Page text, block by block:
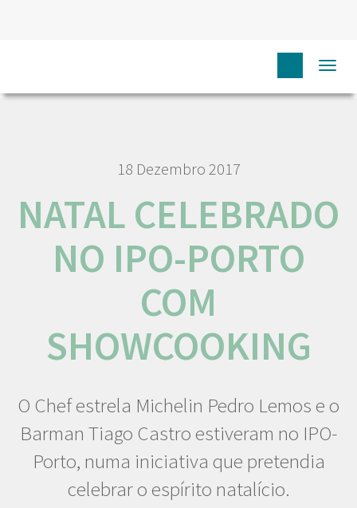
NATAL CELEBRADO NO IPO-PORTO COM SHOWCOOKING
18 Dezembro 2017
NATAL CELEBRADO
NO IPO-PORTO
COM
SHOWCOOKING
O Chef estrela Michelin Pedro Lemos e o
Barman Tiago Castro estiveram no IPO-
Porto, numa iniciativa que pretendia
celebrar o espírito natalício.